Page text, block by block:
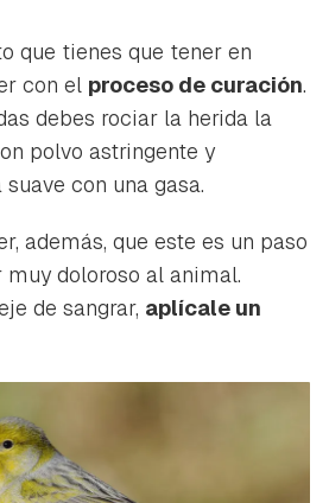
que tienes que tener en
con el proceso de curación.
debes rociar la herida la
polvo astringente y
con una gasa.
además, que este es un paso
doloroso al animal.
de sangrar, aplícale un